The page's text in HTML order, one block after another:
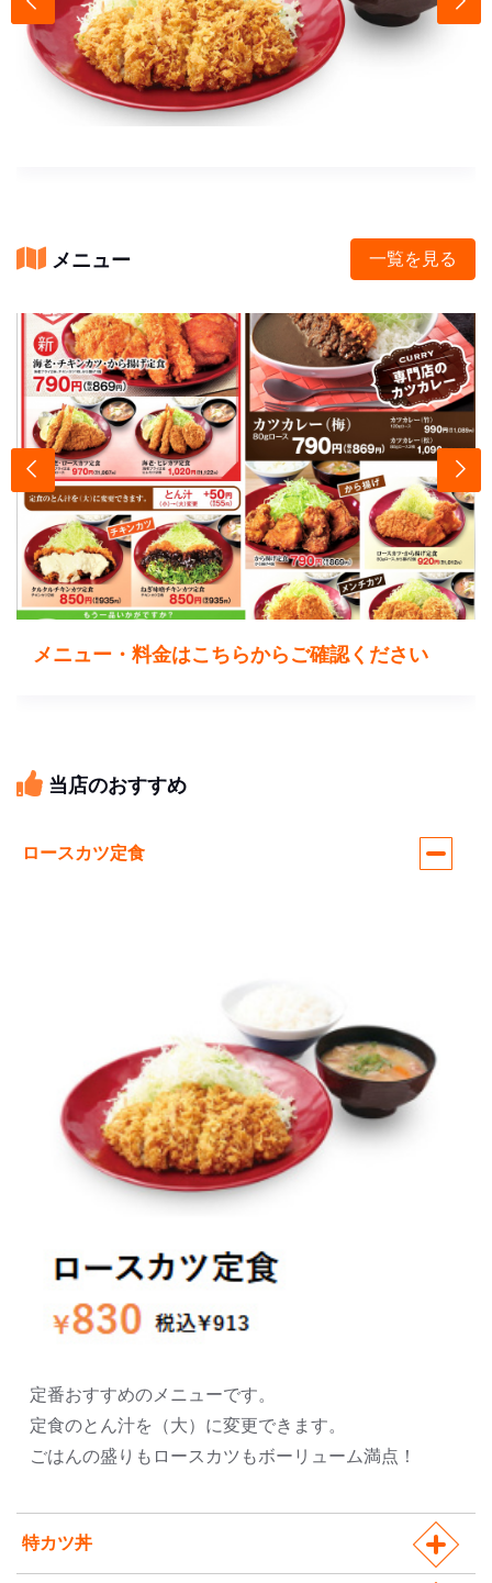
メニュー 一覧を見る
メニュー・料金はこちらからご確認ください
当店のおすすめ
ロースカツ定食
定番おすすめのメニューです。
定食のとん汁を（大）に変更できます。
ごはんの盛りもロースカツもボーリューム満点！
特カツ丼